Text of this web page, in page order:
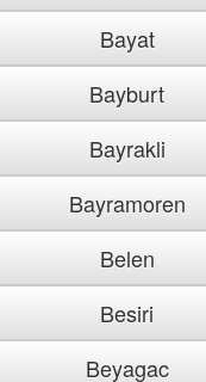
Bayat
Bayburt
Bayrakli
Bayramoren
Belen
Besiri
Beyagac